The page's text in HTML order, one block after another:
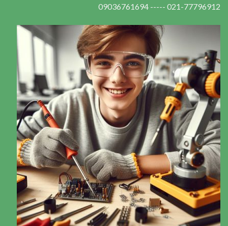
021-77796912 ----- 09036761694